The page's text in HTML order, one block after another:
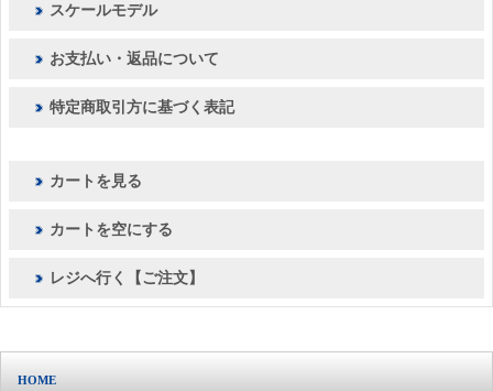
スケールモデル
お支払い・返品について
特定商取引方に基づく表記
カートを見る
カートを空にする
レジへ行く【ご注文】
HOME